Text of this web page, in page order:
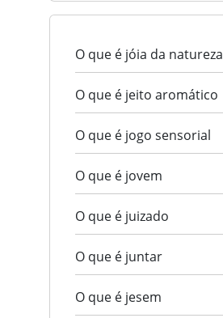
O que é jóia da natureza
O que é jeito aromático
O que é jogo sensorial
O que é jovem
O que é juizado
O que é juntar
O que é jesem